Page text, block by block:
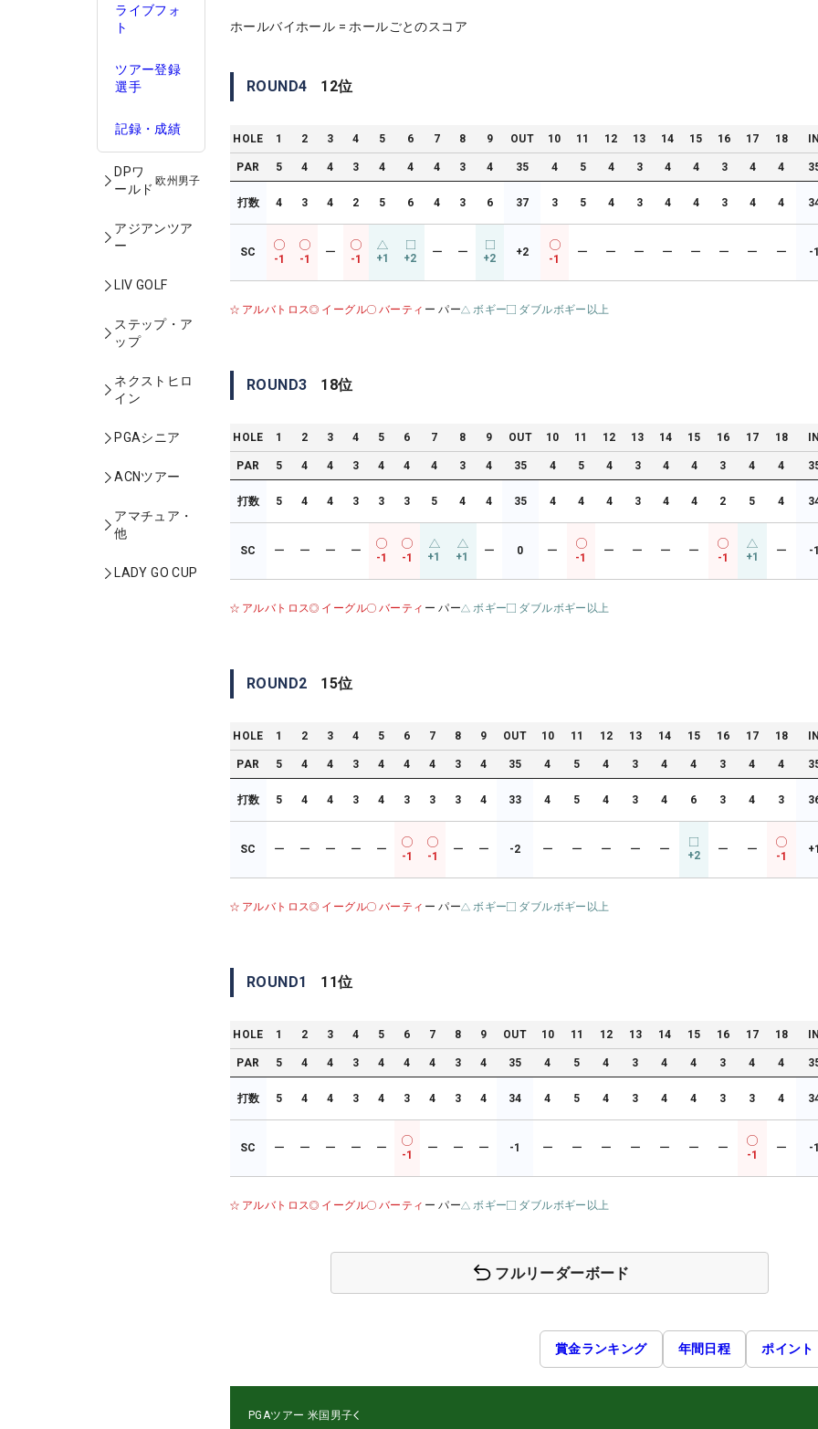
ライブフォ
ト
ツアー登録
選手
記録・成績
DPワ
ールド
欧州男子
アジアンツア
ー
LIV GOLF
ステップ・ア
ップ
ネクストヒロ
イン
PGAシニア
ACNツアー
アマチュア・
他
LADY GO CUP
ホールバイホール = ホールごとのスコア
ROUND4 12位
HOLE 1 2 3 4 5 6 7 8 9 OUT 10 11 12 13 14 15 16 17 18
PAR 5 4 4 3 4 4 4 3 4 35 4 5 4 3 4 4 3 4 4
打数 4 3 4 2 5 6 4 3 6 37 3 5 4 3 4 4 3 4 4
SC
-1 -1
ー
-1 +1 +2 ー ー +2 +2
-1
ー ー ー ー ー ー ー ー -
アルバトロス イーグル バーティ ー パー ボギー ダブルボギー以上
ROUND3 18位
HOLE 1 2 3 4 5 6 7 8 9 OUT 10 11 12 13 14 15 16 17 18
PAR 5 4 4 3 4 4 4 3 4 35 4 5 4 3 4 4 3 4 4
打数 5 4 4 3 3 3 5 4 4 35 4 4 4 3 4 4 2 5 4
SC ー ー ー ー
-1 -1 +1 +1 ー 0 ー
-1
ー ー ー ー
-1 +1 ー -
アルバトロス イーグル バーティ ー パー ボギー ダブルボギー以上
ROUND2 15位
HOLE 1 2 3 4 5 6 7 8 9 OUT 10 11 12 13 14 15 16 17 18
PAR 5 4 4 3 4 4 4 3 4 35 4 5 4 3 4 4 3 4 4
打数 5 4 4 3 4 3 3 3 4 33 4 5 4 3 4 6 3 4 3
SC ー ー ー ー ー
-1 -1
ー ー -2 ー ー ー ー ー +2 ー ー
-1
アルバトロス イーグル バーティ ー パー ボギー ダブルボギー以上
ROUND1 11位
HOLE 1 2 3 4 5 6 7 8 9 OUT 10 11 12 13 14 15 16 17 18
PAR 5 4 4 3 4 4 4 3 4 35 4 5 4 3 4 4 3 4 4
打数 5 4 4 3 4 3 4 3 4 34 4 5 4 3 4 4 3 3 4
SC ー ー ー ー ー
-1
ー ー ー -1 ー ー ー ー ー ー ー
-1
ー -
アルバトロス イーグル バーティ ー パー ボギー ダブルボギー以上
フルリーダーボード
賞金ランキング 年間日程 ポイント
PGAツアー 米国男子